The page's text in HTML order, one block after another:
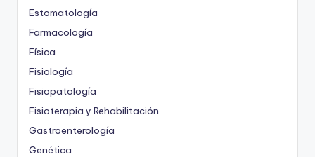
Estomatología
Farmacología
Física
Fisiología
Fisiopatología
Fisioterapia y Rehabilitación
Gastroenterología
Genética